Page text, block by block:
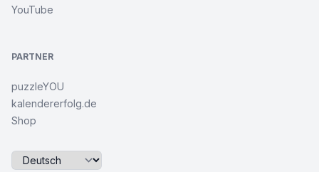
YouTube
PARTNER
puzzleYOU
kalendererfolg.de
Shop